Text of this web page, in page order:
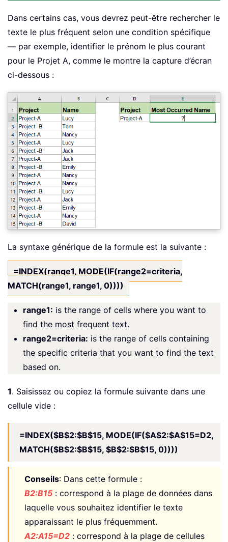
Dans certains cas, vous devrez peut-être rechercher le
texte le plus fréquent selon une condition spécifique
— par exemple, identifier le prénom le plus courant
pour le Projet A, comme le montre la capture d’écran
ci-dessous :
La syntaxe générique de la formule est la suivante :
=INDEX(range1, MODE(IF(range2=criteria,
MATCH(range1, range1, 0))))
range1: is the range of cells where you want to
find the most frequent text.
range2=criteria: is the range of cells containing
the specific criteria that you want to find the text
based on.
1. Saisissez ou copiez la formule suivante dans une
cellule vide :
=INDEX($B$2:$B$15, MODE(IF($A$2:$A$15=D2,
MATCH($B$2:$B$15, $B$2:$B$15, 0))))
Conseils: Dans cette formule :
B2:B15 : correspond à la plage de données dans
laquelle vous souhaitez identifier le texte
apparaissant le plus fréquemment.
A2:A15=D2 : correspond à la plage de cellules